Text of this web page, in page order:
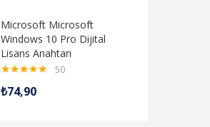
Microsoft Microsoft
Windows 10 Pro Dijital
Lisans Anahtarı
4.98oy aldı
50
₺74,90